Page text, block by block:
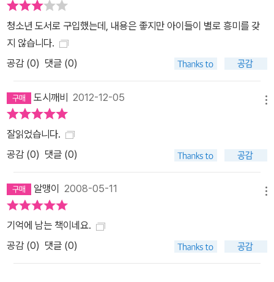
청소년 도서로 구입했는데, 내용은 좋지만 아이들이 별로 흥미를 갖
지 않습니다.
공감 (0) 댓글 (0)
도시깨비 2012-12-05
잘읽었습니다.
공감 (0) 댓글 (0)
알맹이 2008-05-11
기억에 남는 책이네요.
공감 (0) 댓글 (0)